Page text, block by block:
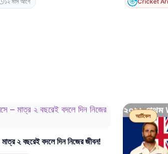
২ বছরেই বদলে দিন নিজের জীবন!
আর্টিকেল